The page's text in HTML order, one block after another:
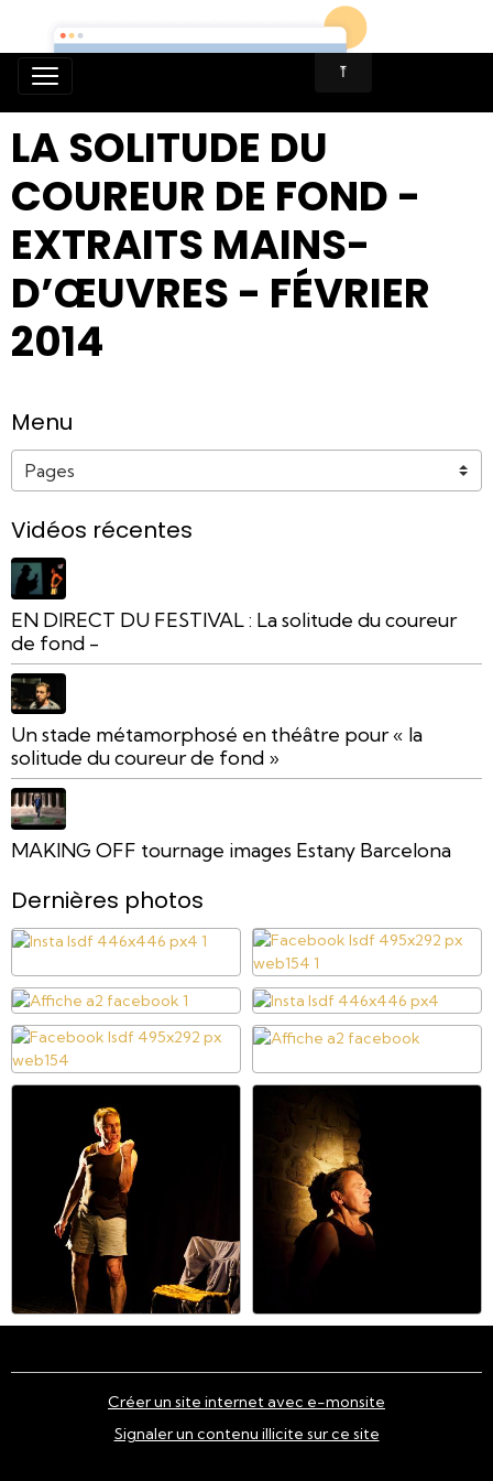
LA SOLITUDE DU COUREUR DE FOND
LA SOLITUDE DU
COUREUR DE FOND -
EXTRAITS MAINS-
D’ŒUVRES - FÉVRIER
2014
Menu
Vidéos récentes
EN DIRECT DU FESTIVAL : La solitude du coureur
de fond -
Un stade métamorphosé en théâtre pour « la
solitude du coureur de fond »
MAKING OFF tournage images Estany Barcelona
Dernières photos
Créer un site internet avec e-monsite
Signaler un contenu illicite sur ce site